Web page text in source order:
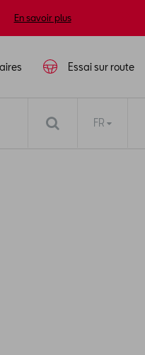
En savoir plus
Essai sur route
FR